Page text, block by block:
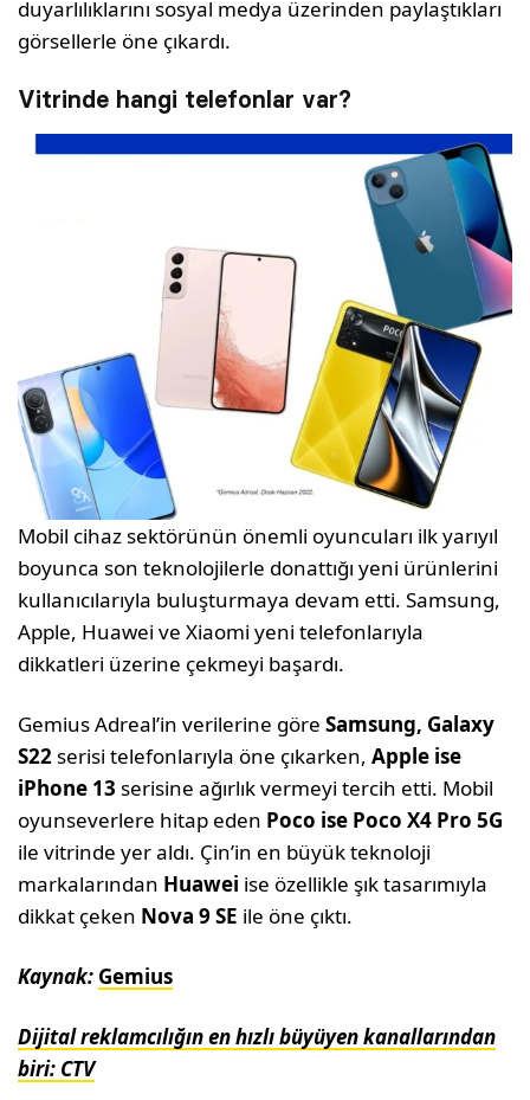
duyarlılıklarını sosyal medya üzerinden paylaştıkları
görsellerle öne çıkardı.
Vitrinde hangi telefonlar var?
Mobil cihaz sektörünün önemli oyuncuları ilk yarıyıl
boyunca son teknolojilerle donattığı yeni ürünlerini
kullanıcılarıyla buluşturmaya devam etti. Samsung,
Apple, Huawei ve Xiaomi yeni telefonlarıyla
dikkatleri üzerine çekmeyi başardı.
Gemius Adreal’in verilerine göreSamsung, Galaxy
S22serisi telefonlarıyla öne çıkarken, Apple ise
iPhone 13serisine ağırlık vermeyi tercih etti. Mobil
oyunseverlere hitap eden Poco ise Poco X4 Pro 5G
ile vitrinde yer aldı. Çin’in en büyük teknoloji
markalarından Huawei ise özellikle şık tasarımıyla
dikkat çeken Nova 9 SE ile öne çıktı.
Kaynak: Gemius
Dijital reklamcılığın en hızlı büyüyen kanallarından
biri: CTV